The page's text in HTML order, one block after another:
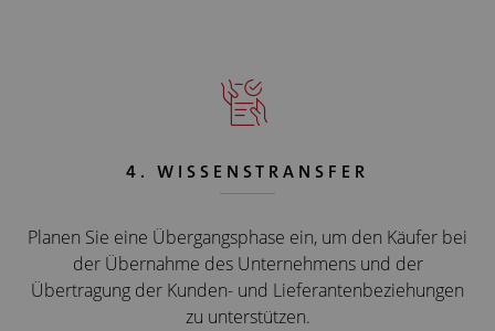
4. WISSENSTRANSFER
Planen Sie eine Übergangsphase ein, um den Käufer bei
der Übernahme des Unternehmens und der
Übertragung der Kunden- und Lieferantenbeziehungen
zu unterstützen.